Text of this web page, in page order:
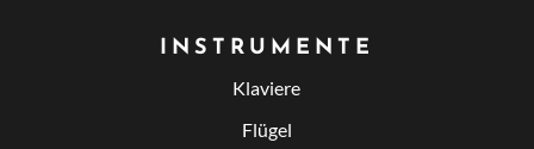
INSTRUMENTE
Klaviere
Flügel